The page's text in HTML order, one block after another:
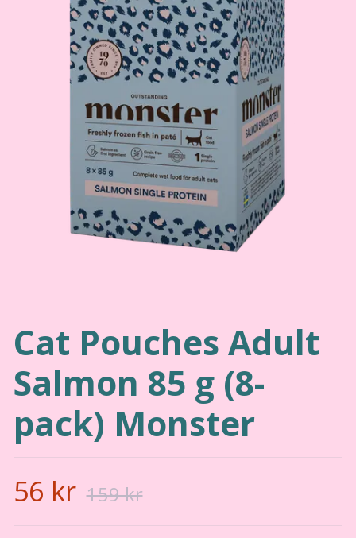
Cat Pouches Adult
Salmon 85 g (8-
pack) Monster
56 kr 159 kr